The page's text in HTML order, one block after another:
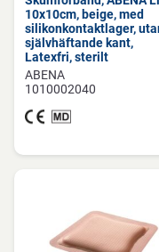
10x10cm, beige, med
silikonkontaktlager,
självhäftande kant,
Latexfri, sterilt
ABENA
1010002040